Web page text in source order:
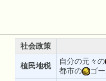
社会政策
植民地税
自分の元々の
都市の
ゴ